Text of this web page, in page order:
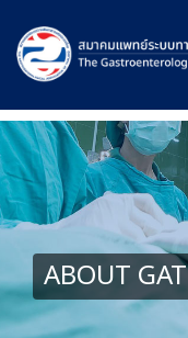
ABOUT GAT